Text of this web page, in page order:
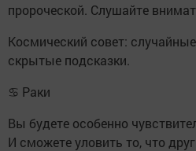
пророческой. Слушайте
Космический совет:
скрытые подсказки.
♋ Раки
Вы будете особенно
И сможете уловить то, что